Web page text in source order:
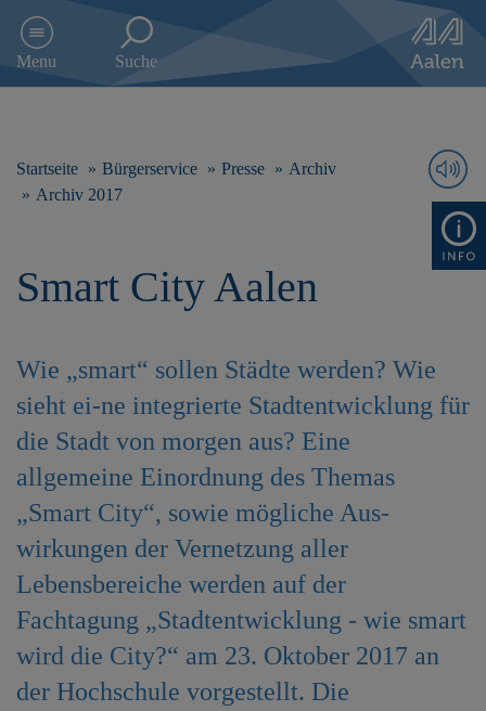
e
Menu Suche
Startseite Bürgerservice Presse
Archiv
Archiv 2017
Smart City Aalen
Wie „smart“ sollen Städte werden? Wie
sieht ei-ne integrierte Stadtentwicklung für
die Stadt von morgen aus? Eine
allgemeine Einordnung des Themas
„Smart City“, sowie mögliche Aus-
wirkungen der Vernetzung aller
Lebensbereiche werden auf der
Fachtagung „Stadtentwicklung - wie smart
wird die City?“ am 23. Oktober 2017 an
der Hochschule vorgestellt. Die